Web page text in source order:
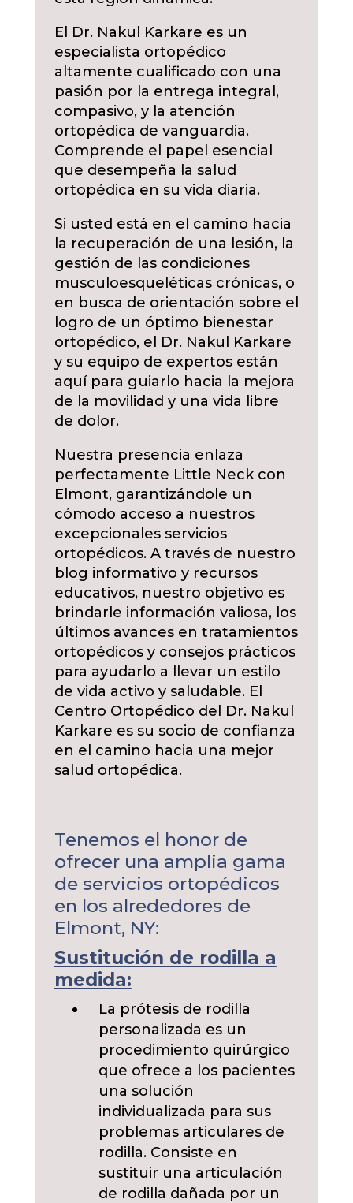
El Dr. Nakul Karkare es un
especialista ortopédico
altamente cualificado con una
pasión por la entrega integral,
compasivo, y la atención
ortopédica de vanguardia.
Comprende el papel esencial
que desempeña la salud
ortopédica en su vida diaria.
Si usted está en el camino hacia
la recuperación de una lesión, la
gestión de las condiciones
musculoesqueléticas crónicas, o
en busca de orientación sobre el
logro de un óptimo bienestar
ortopédico, el Dr. Nakul Karkare
y su equipo de expertos están
aquí para guiarlo hacia la mejora
de la movilidad y una vida libre
de dolor.
Nuestra presencia enlaza
perfectamente Little Neck con
Elmont, garantizándole un
cómodo acceso a nuestros
excepcionales servicios
ortopédicos. A través de nuestro
blog informativo y recursos
educativos, nuestro objetivo es
brindarle información valiosa, los
últimos avances en tratamientos
ortopédicos y consejos prácticos
para ayudarlo a llevar un estilo
de vida activo y saludable. El
Centro Ortopédico del Dr. Nakul
Karkare es su socio de confianza
en el camino hacia una mejor
salud ortopédica.
Tenemos el honor de
ofrecer una amplia gama
de servicios ortopédicos
en los alrededores de
Elmont, NY:
Sustitución de rodilla a
medida:
La prótesis de rodilla
personalizada es un
procedimiento quirúrgico
que ofrece a los pacientes
una solución
individualizada para sus
problemas articulares de
rodilla. Consiste en
sustituir una articulación
de rodilla dañada por un